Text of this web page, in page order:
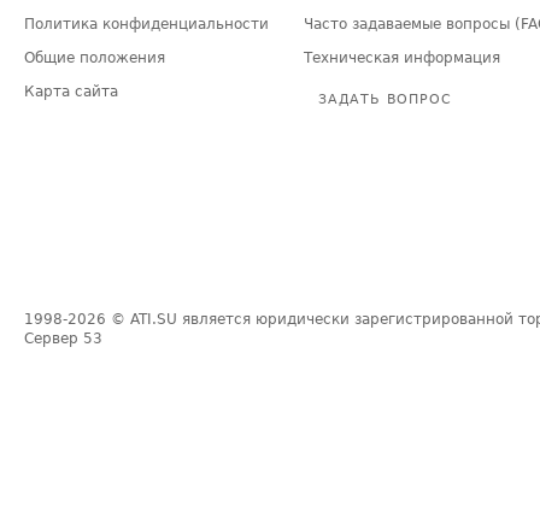
Политика конфиденциальности
Общие положения
Карта сайта
Часто задаваемые вопросы
Техническая информация
ЗАДАТЬ ВОПРОС
1998-2026 © ATI.SU является юридически зарегистрированной
Сервер 53